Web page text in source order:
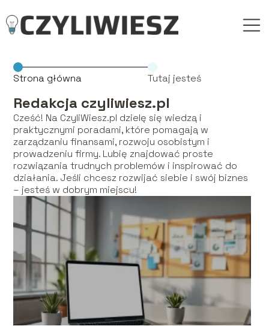
Strona główna Tutaj jesteś
Redakcja czyliwiesz.pl
Cześć! Na CzyliWiesz.pl dzielę się wiedzą i
praktycznymi poradami, które pomagają w
zarządzaniu finansami, rozwoju osobistym i
prowadzeniu firmy. Lubię znajdować proste
rozwiązania trudnych problemów i inspirować do
działania. Jeśli chcesz rozwijać siebie i swój biznes
– jesteś w dobrym miejscu!